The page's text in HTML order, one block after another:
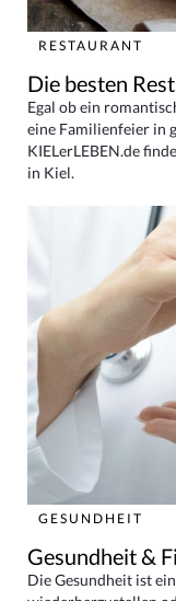
RESTAURANT
Die besten
Egal ob ein
eine Familienfeier in
KIELerLEBEN.de
in Kiel.
GESUNDHEIT
Gesundheit &
Die Gesundheit ist